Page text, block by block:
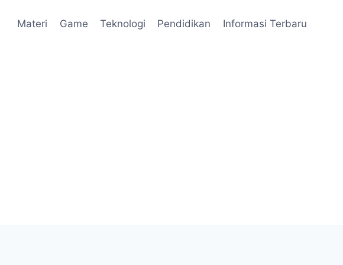
Materi Game Teknologi Pendidikan Informasi Terbaru